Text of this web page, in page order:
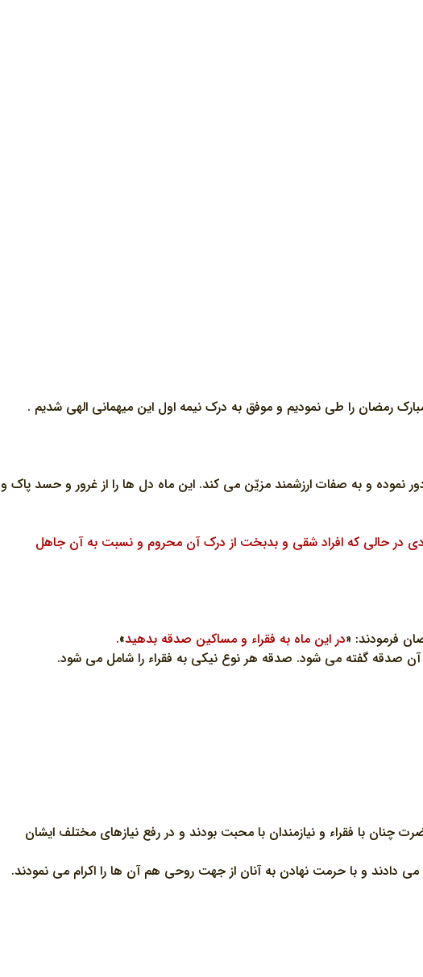
رمضان را طي نموديم و موفق به درک نيمه اول اين ميهماني الهي شديم .
نموده و به صفات ارزشمند مزيّن مي کند. اين ماه دل ها را از غرور و حسد پاک و
در حالي که افراد شقي و بدبخت از درک آن محروم و نسبت به آن جاهل
فرمودند: «در اين ماه به فقراء و مساکين صدقه بدهيد».
آن صدقه گفته مي شود. صدقه هر نوع نيکي به فقراء را شامل مي شود.
چنان با فقراء و نيازمندان با محبت بودند و در رفع نيازهاي مختلف ايشان
دادند و با حرمت نهادن به آنان از جهت روحي هم آن ها را اکرام مي نمودند.